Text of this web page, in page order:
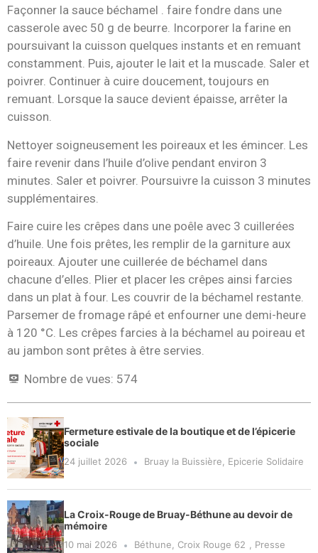
Façonner la sauce béchamel . faire fondre dans une
casserole avec 50 g de beurre. Incorporer la farine en
poursuivant la cuisson quelques instants et en remuant
constamment. Puis, ajouter le lait et la muscade. Saler et
poivrer. Continuer à cuire doucement, toujours en
remuant. Lorsque la sauce devient épaisse, arrêter la
cuisson.
Nettoyer soigneusement les poireaux et les émincer. Les
faire revenir dans l’huile d’olive pendant environ 3
minutes. Saler et poivrer. Poursuivre la cuisson 3 minutes
supplémentaires.
Faire cuire les crêpes dans une poêle avec 3 cuillerées
d’huile. Une fois prêtes, les remplir de la garniture aux
poireaux. Ajouter une cuillerée de béchamel dans
chacune d’elles. Plier et placer les crêpes ainsi farcies
dans un plat à four. Les couvrir de la béchamel restante.
Parsemer de fromage râpé et enfourner une demi-heure
à 120 °C. Les crêpes farcies à la béchamel au poireau et
au jambon sont prêtes à être servies.
Nombre de vues: 574
Fermeture estivale de la boutique et de l’épicerie
sociale
24 juillet 2026 Bruay la Buissière Epicerie Solidaire
La Croix-Rouge de Bruay-Béthune au devoir de
mémoire
10 mai 2026 Béthune Croix Rouge 62 Presse